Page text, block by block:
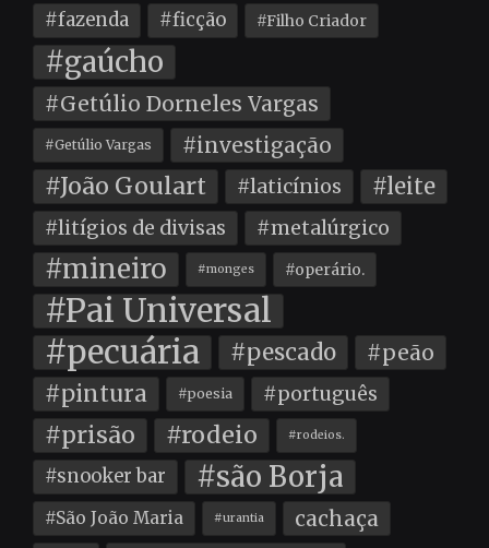
#fazenda #ficção #Filho Criador
#gaúcho
#Getúlio Dorneles Vargas
#Getúlio Vargas #investigação
#João Goulart #laticínios #leite
#litígios de divisas #metalúrgico
#mineiro #monges #operário.
#Pai Universal
#pecuária
#pescado #peão
#pintura #poesia #português
#prisão #rodeio #rodeios.
#snooker bar #são Borja
#São João Maria #urantia cachaça